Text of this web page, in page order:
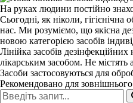
На руках людини постійно
Сьогодні, як ніколи,
нас. Ми розуміємо, що якісна
новою категорією засобів
Лінійка засобів
лікарським засобом. Не
Засоби застосовуються для
Рекомендовано для